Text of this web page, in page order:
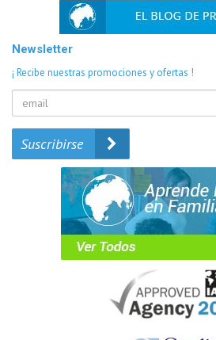
Newsletter
¡ Recibe nuestras promociones y ofertas !
Suscribirse